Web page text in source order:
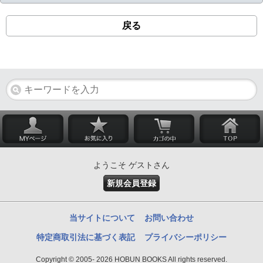
戻る
ようこそ ゲストさん
新規会員登録
当サイトについて お問い合わせ
特定商取引法に基づく表記 プライバシーポリシー
Copyright © 2005- 2026 HOBUN BOOKS All rights reserved.